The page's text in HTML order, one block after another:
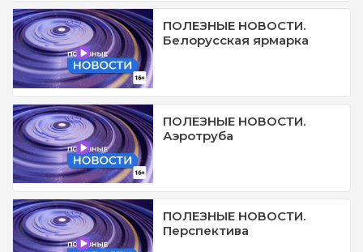
ПОЛЕЗНЫЕ НОВОСТИ.
Белорусская ярмарка
ПОЛЕЗНЫЕ НОВОСТИ.
Аэротруба
ПОЛЕЗНЫЕ НОВОСТИ.
Перспектива